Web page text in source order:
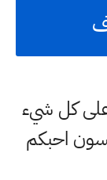
على كل شيء
احبكم